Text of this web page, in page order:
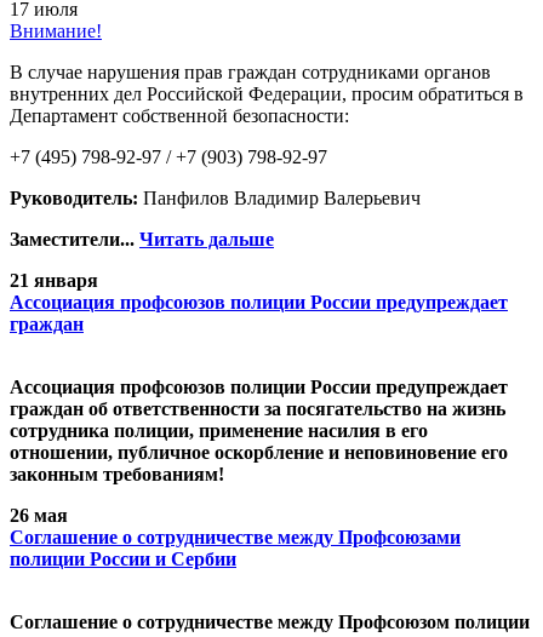
17 июля
Внимание!
В случае нарушения прав граждан сотрудниками органов
внутренних дел Российской Федерации, просим обратиться в
Департамент собственной безопасности:
+7 (495) 798-92-97 / +7 (903) 798-92-97
Руководитель: Панфилов Владимир Валерьевич
Заместители... Читать дальше
21 января
Ассоциация профсоюзов полиции России предупреждает
граждан
Ассоциация профсоюзов полиции России предупреждает
граждан об ответственности за посягательство на жизнь
сотрудника полиции, применение насилия в его
отношении, публичное оскорбление и неповиновение его
законным требованиям!
26 мая
Cоглашение о сотрудничестве между Профсоюзами
полиции России и Сербии
Cоглашение о сотрудничестве между Профсоюзом полиции